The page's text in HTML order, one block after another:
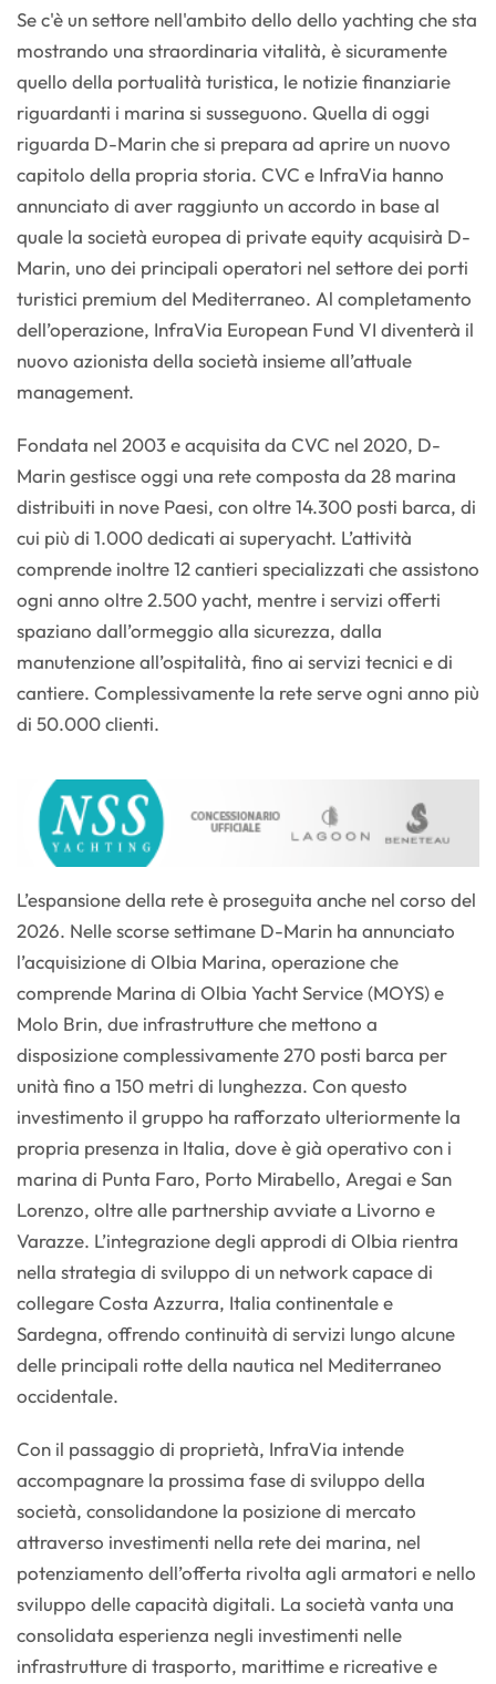
Se c'è un settore nell'ambito dello dello yachting che sta
mostrando una straordinaria vitalità, è sicuramente
quello della portualità turistica, le notizie finanziarie
riguardanti i marina si susseguono. Quella di oggi
riguarda D-Marin che si prepara ad aprire un nuovo
capitolo della propria storia. CVC e InfraVia hanno
annunciato di aver raggiunto un accordo in base al
quale la società europea di private equity acquisirà D-
Marin, uno dei principali operatori nel settore dei porti
turistici premium del Mediterraneo. Al completamento
dell’operazione, InfraVia European Fund VI diventerà il
nuovo azionista della società insieme all’attuale
management.
Fondata nel 2003 e acquisita da CVC nel 2020, D-
Marin gestisce oggi una rete composta da 28 marina
distribuiti in nove Paesi, con oltre 14.300 posti barca, di
cui più di 1.000 dedicati ai superyacht. L’attività
comprende inoltre 12 cantieri specializzati che assistono
ogni anno oltre 2.500 yacht, mentre i servizi offerti
spaziano dall’ormeggio alla sicurezza, dalla
manutenzione all’ospitalità, fino ai servizi tecnici e di
cantiere. Complessivamente la rete serve ogni anno più
di 50.000 clienti.
L’espansione della rete è proseguita anche nel corso del
2026. Nelle scorse settimane D-Marin ha annunciato
l’acquisizione di Olbia Marina, operazione che
comprende Marina di Olbia Yacht Service (MOYS) e
Molo Brin, due infrastrutture che mettono a
disposizione complessivamente 270 posti barca per
unità fino a 150 metri di lunghezza. Con questo
investimento il gruppo ha rafforzato ulteriormente la
propria presenza in Italia, dove è già operativo con i
marina di Punta Faro, Porto Mirabello, Aregai e San
Lorenzo, oltre alle partnership avviate a Livorno e
Varazze. L’integrazione degli approdi di Olbia rientra
nella strategia di sviluppo di un network capace di
collegare Costa Azzurra, Italia continentale e
Sardegna, offrendo continuità di servizi lungo alcune
delle principali rotte della nautica nel Mediterraneo
occidentale.
Con il passaggio di proprietà, InfraVia intende
accompagnare la prossima fase di sviluppo della
società, consolidandone la posizione di mercato
attraverso investimenti nella rete dei marina, nel
potenziamento dell’offerta rivolta agli armatori e nello
sviluppo delle capacità digitali. La società vanta una
consolidata esperienza negli investimenti nelle
infrastrutture di trasporto, marittime e ricreative e